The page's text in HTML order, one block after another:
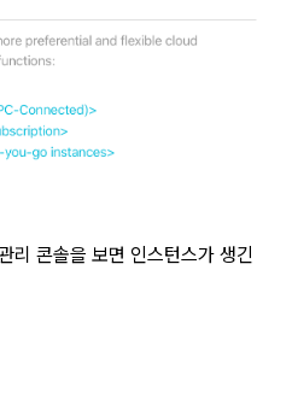
리 콘솔을 보면 인스턴스가 생긴